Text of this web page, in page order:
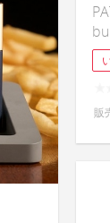
販